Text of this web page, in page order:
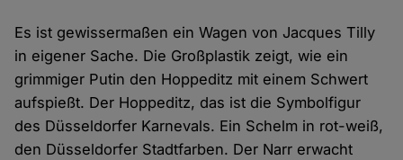
Es ist gewissermaßen ein Wagen von Jacques Tilly
in eigener Sache. Die Großplastik zeigt, wie ein
grimmiger Putin den Hoppeditz mit einem Schwert
aufspießt. Der Hoppeditz, das ist die Symbolfigur
des Düsseldorfer Karnevals. Ein Schelm in rot-weiß,
den Düsseldorfer Stadtfarben. Der Narr erwacht